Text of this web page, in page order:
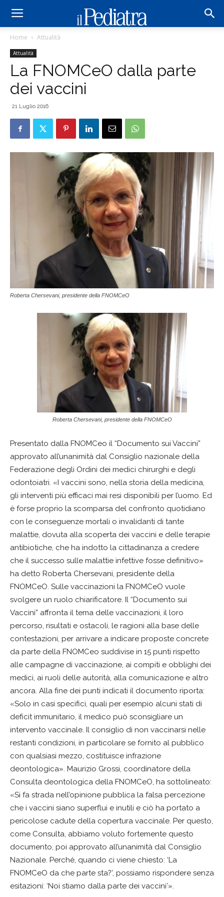
Home Attualità
Attualità
La FNOMCeO dalla parte
dei vaccini
21 Luglio 2016
Roberta Chersevani, presidente della FNOMCeO
Roberta Chersevani, presidente della FNOMCeO
Presentato dalla FNOMCeo il “Documento sui Vaccini”
approvato all’unanimità dal Consiglio nazionale della
Federazione degli Ordini dei medici chirurghi e degli
odontoiatri. «I vaccini sono, nella storia della medicina,
gli interventi più efficaci mai resi disponibili per l’uomo. Ed
è forse proprio la scomparsa del confronto quotidiano
con le conseguenze mortali o invalidanti di tante
malattie, dovuta alla scoperta dei vaccini e delle terapie
antibiotiche, che ha indotto la cittadinanza a credere
che il successo sulle malattie infettive fosse definitivo»
ha detto Roberta Chersevani, presidente della
FNOMCeO. Sulle vaccinazioni la FNOMCeO vuole
svolgere un ruolo chiarificatore. Il “Documento sui
Vaccini” affronta il tema delle vaccinazioni, il loro
percorso, risultati e ostacoli, le ragioni alla base delle
contestazioni, per arrivare a indicare proposte concrete
da parte della FNOMCeo suddivise in 15 punti rispetto
alle campagne di vaccinazione, ai compiti e obblighi dei
medici, ai ruoli delle autorità, alla comunicazione e altro
ancora. Alla fine dei punti indicati il documento riporta:
«Solo in casi specifici, quali per esempio alcuni stati di
deficit immunitario, il medico può sconsigliare un
intervento vaccinale. Il consiglio di non vaccinarsi nelle
restanti condizioni, in particolare se fornito al pubblico
con qualsiasi mezzo, costituisce infrazione
deontologica». Maurizio Grossi, coordinatore della
Consulta deontologica della FNOMCeO, ha sottolineato:
«Si fa strada nell’opinione pubblica la falsa percezione
che i vaccini siano superflui e inutili e ciò ha portato a
pericolose cadute della copertura vaccinale. Per questo,
come Consulta, abbiamo voluto fortemente questo
documento, poi approvato all’unanimità dal Consiglio
Nazionale. Perché, quando ci viene chiesto: ‘La
FNOMCeO da che parte sta?’, possiamo rispondere senza
esitazioni: ‘Noi stiamo dalla parte dei vaccini’».